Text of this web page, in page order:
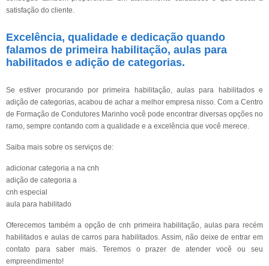
satisfação do cliente.
Excelência, qualidade e dedicação quando
falamos de primeira habilitação, aulas para
habilitados e adição de categorias.
Se estiver procurando por primeira habilitação, aulas para habilitados e
adição de categorias, acabou de achar a melhor empresa nisso. Com a Centro
de Formação de Condutores Marinho você pode encontrar diversas opções no
ramo, sempre contando com a qualidade e a excelência que você merece.
Saiba mais sobre os serviços de:
adicionar categoria a na cnh
adição de categoria a
cnh especial
aula para habilitado
Oferecemos também a opção de cnh primeira habilitação, aulas para recém
habilitados e aulas de carros para habilitados. Assim, não deixe de entrar em
contato para saber mais. Teremos o prazer de atender você ou seu
empreendimento!